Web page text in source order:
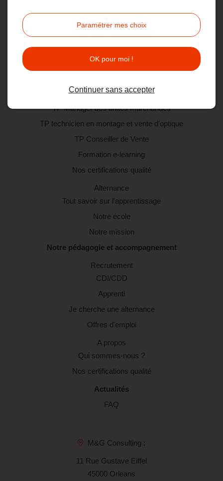
TP technicien en montage et vente d'optique
TP Manager des unités marchandes
Formation par apprentissage
TP Manager des unités marchandes
TP technicien en montage et vente d'optique
TP Conseiller de Vente
Formation e-learning
Nos certifications qualité
Alternance
Tout savoir sur l'apprentissage
Notre école
Notre mission
Notre pédagogie et accompagnement
Recrutement
CDI/CDD
Apprenti
Je cherche une alternance
Offres d'emploi
A propos
Qui sommes-nous ?
Nos certifications qualité
Actualités
FAQ
M&G Consulting :
11 Rue Gustave Eiffel
45000 Orleans
Paramétrer mes choix
OK pour moi !
Continuer sans accepter